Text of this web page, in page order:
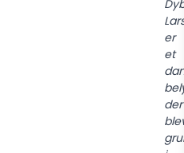
er
et
der